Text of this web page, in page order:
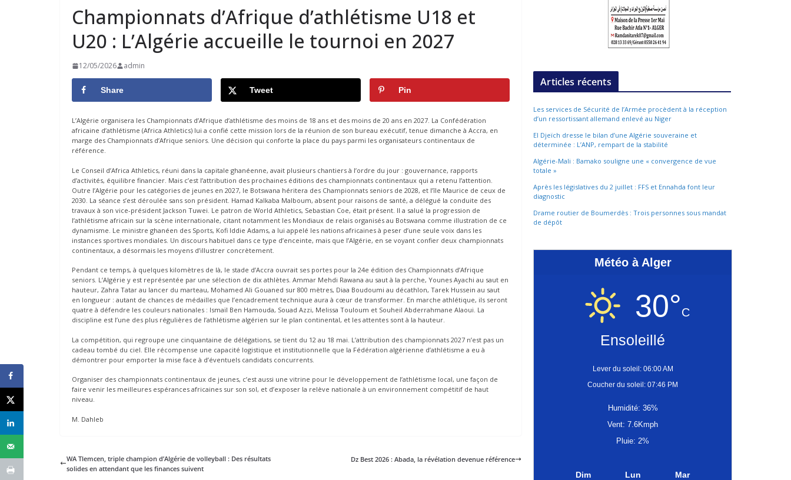
Championnats d’Afrique d’athlétisme U18 et
U20 : L’Algérie accueille le tournoi en 2027
12/05/2026 admin
Share Tweet Pin
L’Algérie organisera les Championnats d’Afrique d’athlétisme des moins de 18 ans et des moins de 20 ans en 2027. La Confédération
africaine d’athlétisme (Africa Athletics) lui a confié cette mission lors de la réunion de son bureau exécutif, tenue dimanche à Accra, en
marge des Championnats d’Afrique seniors. Une décision qui conforte la place du pays parmi les organisateurs continentaux de
référence.
Le Conseil d’Africa Athletics, réuni dans la capitale ghanéenne, avait plusieurs chantiers à l’ordre du jour : gouvernance, rapports
d’activités, équilibre financier. Mais c’est l’attribution des prochaines éditions des championnats continentaux qui a retenu l’attention.
Outre l’Algérie pour les catégories de jeunes en 2027, le Botswana héritera des Championnats seniors de 2028, et l’île Maurice de ceux de
2030. La séance s’est déroulée sans son président. Hamad Kalkaba Malboum, absent pour raisons de santé, a délégué la conduite des
travaux à son vice-président Jackson Tuwei. Le patron de World Athletics, Sebastian Coe, était présent. Il a salué la progression de
l’athlétisme africain sur la scène internationale, citant notamment les Mondiaux de relais organisés au Botswana comme illustration de ce
dynamisme. Le ministre ghanéen des Sports, Kofi Iddie Adams, a lui appelé les nations africaines à peser d’une seule voix dans les
instances sportives mondiales. Un discours habituel dans ce type d’enceinte, mais que l’Algérie, en se voyant confier deux championnats
continentaux, a désormais les moyens d’illustrer concrètement.
Pendant ce temps, à quelques kilomètres de là, le stade d’Accra ouvrait ses portes pour la 24e édition des Championnats d’Afrique
seniors. L’Algérie y est représentée par une sélection de dix athlètes. Ammar Mehdi Rawana au saut à la perche, Younes Ayachi au saut en
hauteur, Zahra Tatar au lancer du marteau, Mohamed Ali Gouaned sur 800 mètres, Diaa Boudoumi au décathlon, Tarek Hussein au saut
en longueur : autant de chances de médailles que l’encadrement technique aura à cœur de transformer. En marche athlétique, ils seront
quatre à défendre les couleurs nationales : Ismaïl Ben Hamouda, Souad Azzi, Melissa Touloum et Souheil Abderrahmane Alaoui. La
discipline est l’une des plus régulières de l’athlétisme algérien sur le plan continental, et les attentes sont à la hauteur.
La compétition, qui regroupe une cinquantaine de délégations, se tient du 12 au 18 mai. L’attribution des championnats 2027 n’est pas un
cadeau tombé du ciel. Elle récompense une capacité logistique et institutionnelle que la Fédération algérienne d’athlétisme a eu à
démontrer pour emporter la mise face à d’éventuels candidats concurrents.
Organiser des championnats continentaux de jeunes, c’est aussi une vitrine pour le développement de l’athlétisme local, une façon de
faire venir les meilleures espérances africaines sur son sol, et d’exposer la relève nationale à un environnement compétitif de haut
niveau.
M. Dahleb
WA Tlemcen, triple champion d’Algérie de volleyball : Des résultats
solides en attendant que les finances suivent
Dz Best 2026 : Abada, la révélation devenue référence
Articles récents
Les services de Sécurité de l’Armée procèdent à la réception
d’un ressortissant allemand enlevé au Niger
El Djeïch dresse le bilan d’une Algérie souveraine et
déterminée : L’ANP, rempart de la stabilité
Algérie-Mali : Bamako souligne une « convergence de vue
totale »
Après les législatives du 2 juillet : FFS et Ennahda font leur
diagnostic
Drame routier de Boumerdès : Trois personnes sous mandat
de dépôt
Météo à Alger
30°C
Ensoleillé
Lever du soleil: 06:00 AM
Coucher du soleil: 07:46 PM
Humidité: 36%
Vent: 7.6Kmph
Pluie: 2%
Dim Lun Mar